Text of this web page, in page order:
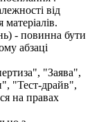
від
- повинна бути
абзаці
"Заява",
"Тест-драйв",
на правах